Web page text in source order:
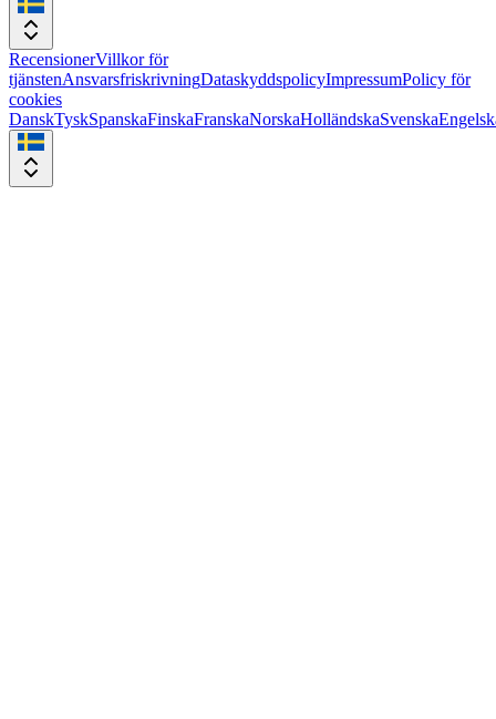
RecensionerVillkor för
tjänstenAnsvarsfriskrivningDataskyddspolicyImpressumPolicy för
cookies
DanskTyskSpanskaFinskaFranskaNorskaHolländskaSvenska